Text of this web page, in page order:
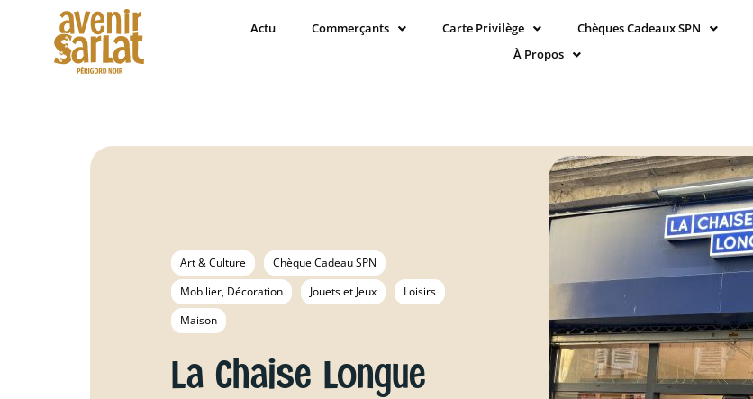
Actu Commerçants Carte Privilège Chèques Cadeaux SPN
À Propos
Art & Culture
Chèque Cadeau SPN
Mobilier, Décoration
Jouets et Jeux
Loisirs
Maison
La Chaise Longue